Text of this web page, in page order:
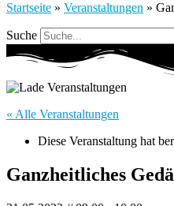
Startseite » Veranstaltungen »
Suche
« Alle Veranstaltungen
Diese Veranstaltung hat
Ganzheitliches